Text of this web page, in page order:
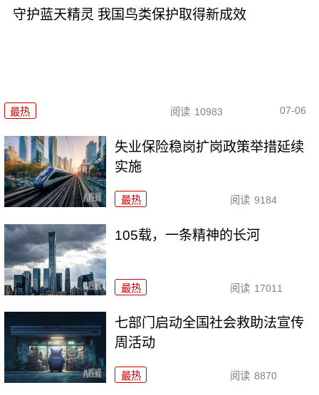
守护蓝天精灵 我国鸟类保护取得新成效
最热 阅读 10983 07-06
失业保险稳岗扩岗政策举措延续
实施
最热 阅读 9184
105载，一条精神的长河
最热 阅读 17011
七部门启动全国社会救助法宣传
周活动
最热 阅读 8870